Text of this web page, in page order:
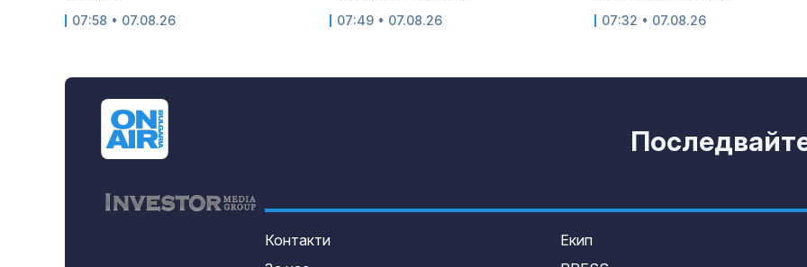
07:58 • 07.08.26 07:49 • 07.08.26 07:32 • 07.08.26
Контакти
Екип